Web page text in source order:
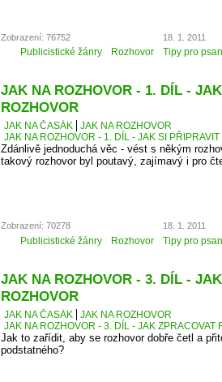
Zobrazení: 76752 18. 1. 2011
Publicistické žánry Rozhovor Tipy pro
JAK NA ROZHOVOR - 1. DÍL -
ROZHOVOR
JAK NA ČASÁK
JAK NA ROZHOVOR
JAK NA ROZHOVOR - 1. DÍL - JAK SI
Zdánlivě jednoduchá věc - vést s někým
takový rozhovor byl poutavý, zajímavý i pro
Zobrazení: 70278 18. 1. 2011
Publicistické žánry Rozhovor Tipy pro
JAK NA ROZHOVOR - 3. DÍL -
ROZHOVOR
JAK NA ČASÁK
JAK NA ROZHOVOR
JAK NA ROZHOVOR - 3. DÍL - JAK ZPRACOVAT
Jak to zařídit, aby se rozhovor dobře četl a
podstatného?